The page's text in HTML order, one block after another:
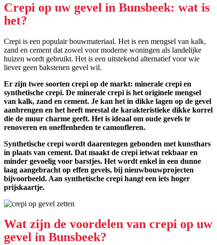
Crepi op uw gevel in Bunsbeek: wat is
het?
Crepi is een populair bouwmateriaal. Het is een mengsel van kalk,
zand en cement dat zowel voor moderne woningen als landelijke
huizen wordt gebruikt. Het is een uitstekend alternatief voor wie
liever geen bakstenen gevel wil.
Er zijn twee soorten crepi op de markt: minerale crepi en
synthetische crepi. De minerale crepi is het originele mengsel
van kalk, zand en cement. Je kan het in dikke lagen op de gevel
aanbrengen en het heeft meestal de karakteristieke dikke korrel
die de muur charme geeft. Het is ideaal om oude gevels te
renoveren en oneffenheden te camoufleren.
Synthetische crepi wordt daarentegen gebonden met kunsthars
in plaats van cement. Dat maakt de crepi ietwat rekbaar en
minder gevoelig voor barstjes. Het wordt enkel in een dunne
laag aangebracht op effen gevels, bij nieuwbouwprojecten
bijvoorbeeld. Aan synthetische crepi hangt een iets hoger
prijskaartje.
Wat zijn de voordelen van crepi op uw
gevel in Bunsbeek?